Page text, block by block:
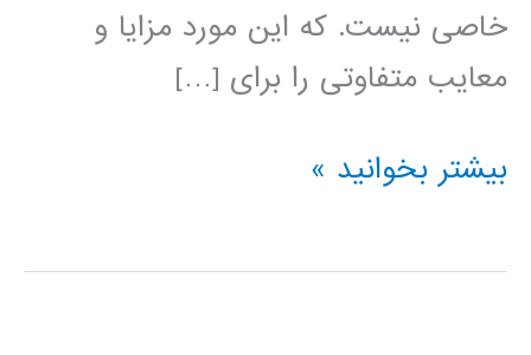
خاصی نیست. که این مورد مزایا و
معایب متفاوتی را برای […]
دانلود
آموزش
بیشتر بخوانید »